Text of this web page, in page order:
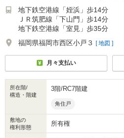
地下鉄空港線「姪浜」歩14分
ＪＲ筑肥線「下山門」歩14分
地下鉄空港線「室見」歩35分
福岡県福岡市西区小戸３ [ 地図 ]
月々支払い
所在階/
構造・階建
3階/RC7階建
角住戸
敷地の
権利形態
所有権